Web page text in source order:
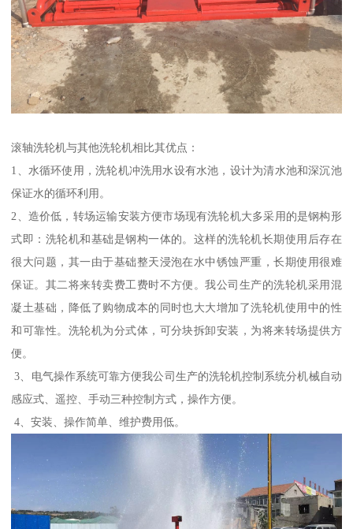
滚轴洗轮机与其他洗轮机相比其优点：
1、水循环使用，洗轮机冲洗用水设有水池，设计为清水池和深沉池
保证水的循环利用。
2、造价低，转场运输安装方便市场现有洗轮机大多采用的是钢构形
式即：洗轮机和基础是钢构一体的。这样的洗轮机长期使用后存在
很大问题，其一由于基础整天浸泡在水中锈蚀严重，长期使用很难
保证。其二将来转卖费工费时不方便。我公司生产的洗轮机采用混
凝土基础，降低了购物成本的同时也大大增加了洗轮机使用中的性
和可靠性。洗轮机为分式体，可分块拆卸安装，为将来转场提供方
便。
3、电气操作系统可靠方便我公司生产的洗轮机控制系统分机械自动
感应式、遥控、手动三种控制方式，操作方便。
4、安装、操作简单、维护费用低。